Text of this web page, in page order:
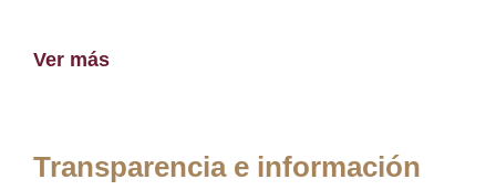
Ver más
Transparencia e información